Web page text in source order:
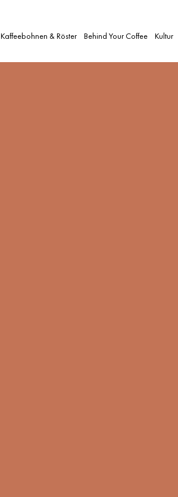
Kaffeebohnen & Röster Behind Your Coffee Kultur